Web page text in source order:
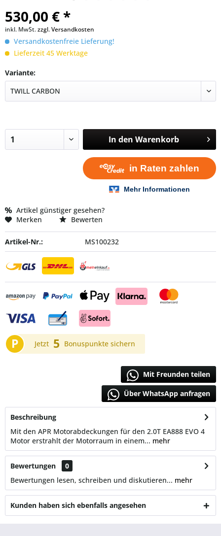
530,00 € *
inkl. MwSt.zzgl. Versandkosten
Versandkostenfreie Lieferung!
Lieferzeit 45 Werktage
Variante:
In den Warenkorb
Artikel günstiger gesehen?
Merken
Bewerten
Artikel-Nr.: MS100232
P Jetzt 5 Bonuspunkte sichern
Mit Freunden teilen
Über WhatsApp anfragen
Beschreibung
Mit den APR Motorabdeckungen für den 2.0T EA888 EVO 4
Motor erstrahlt der Motorraum in einem... mehr
Bewertungen
0
Bewertungen lesen, schreiben und diskutieren... mehr
Kunden haben sich ebenfalls angesehen